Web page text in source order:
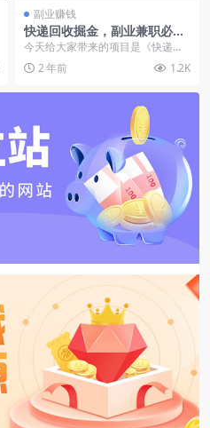
副业赚钱
快递回收掘金，副业兼职必备
项目，新手当天上手，轻松实
现日入300＋
今天给大家带来的项目是《快递回
收掘金，副业兼职必备项目，新手
当天上手，轻松实现日...
2 年前 1.2K